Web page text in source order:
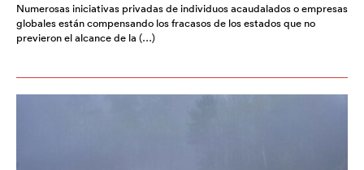
Numerosas iniciativas privadas de individuos acaudalados o empresas
globales están compensando los fracasos de los estados que no
previeron el alcance de la (…)